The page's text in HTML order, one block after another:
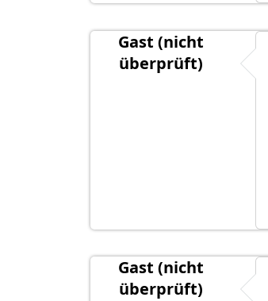
Gast (nicht
überprüft)
Gast (nicht
überprüft)